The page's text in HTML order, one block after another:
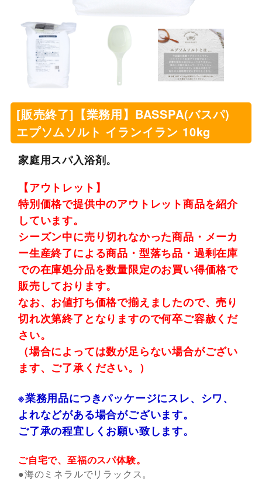
[販売終了]【業務用】BASSPA(バスパ)
エプソムソルト イランイラン 10kg
家庭用スパ入浴剤。
【アウトレット】
特別価格で提供中のアウトレット商品を紹介
しています。
シーズン中に売り切れなかった商品・メーカ
ー生産終了による商品・型落ち品・過剰在庫
での在庫処分品を数量限定のお買い得価格で
販売しております。
なお、お値打ち価格で揃えましたので、売り
切れ次第終了となりますので何卒ご容赦くだ
さい。
（場合によっては数が足らない場合がござい
ます、ご了承ください。）
※業務用品につきパッケージにスレ、シワ、
よれなどがある場合がございます。
ご了承の程宜しくお願い致します。
ご自宅で、至福のスパ体験。
●海のミネラルでリラックス。